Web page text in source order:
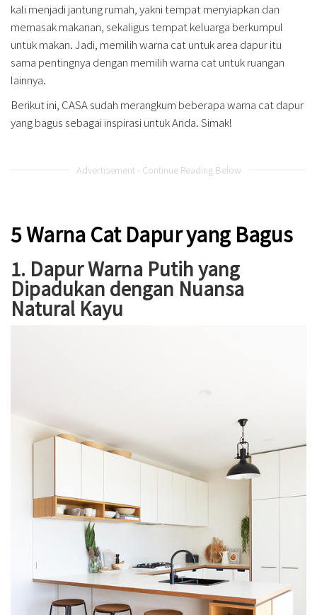
kali menjadi jantung rumah, yakni tempat menyiapkan dan
memasak makanan, sekaligus tempat keluarga berkumpul
untuk makan. Jadi, memilih warna cat untuk area dapur itu
sama pentingnya dengan memilih warna cat untuk ruangan
lainnya.
Berikut ini, CASA sudah merangkum beberapa warna cat dapur
yang bagus sebagai inspirasi untuk Anda. Simak!
Advertisement - Continue Reading Below
5 Warna Cat Dapur yang Bagus
1. Dapur Warna Putih yang
Dipadukan dengan Nuansa
Natural Kayu